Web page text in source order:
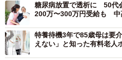
糖尿病放置で透析に 50代
200万〜300万円受給も 中
特養待機3年で85歳母は要
えない」と知った有料老人